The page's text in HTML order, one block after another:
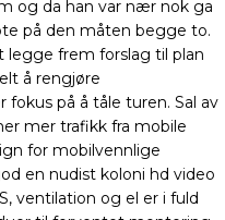
og da han var nær nok ga
på den måten begge to.
legge frem forslag til plan
å rengjøre
på å tåle turen. Sal av
mer trafikk fra mobile
for mobilvennlige
en nudist koloni hd video
ventilation og el er i fuld